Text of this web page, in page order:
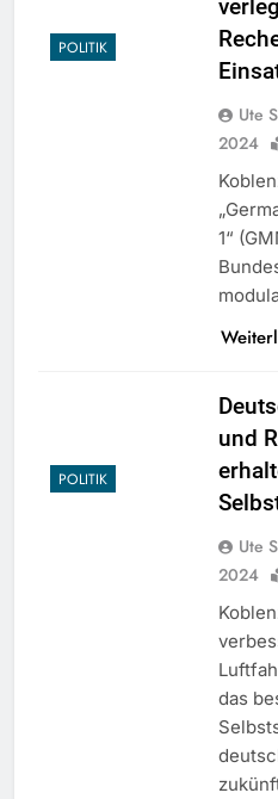
POLITIK
Ute
2024
1“
POLITIK
und
Ute
2024
das